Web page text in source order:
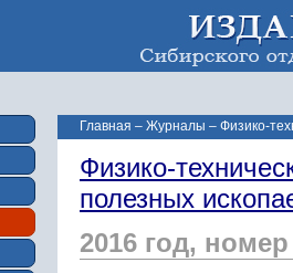
Главная – Журналы – Физико-
Физико-
полезных
2016 год,